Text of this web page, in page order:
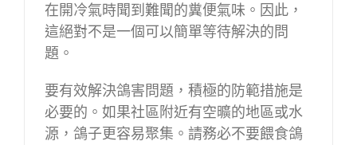
在開冷氣時聞到難聞的糞便氣味。因此，
這絕對不是一個可以簡單等待解決的問
題。
要有效解決鴿害問題，積極的防範措施是
必要的。如果社區附近有空曠的地區或水
源，鴿子更容易聚集。請務必不要餵食鴿